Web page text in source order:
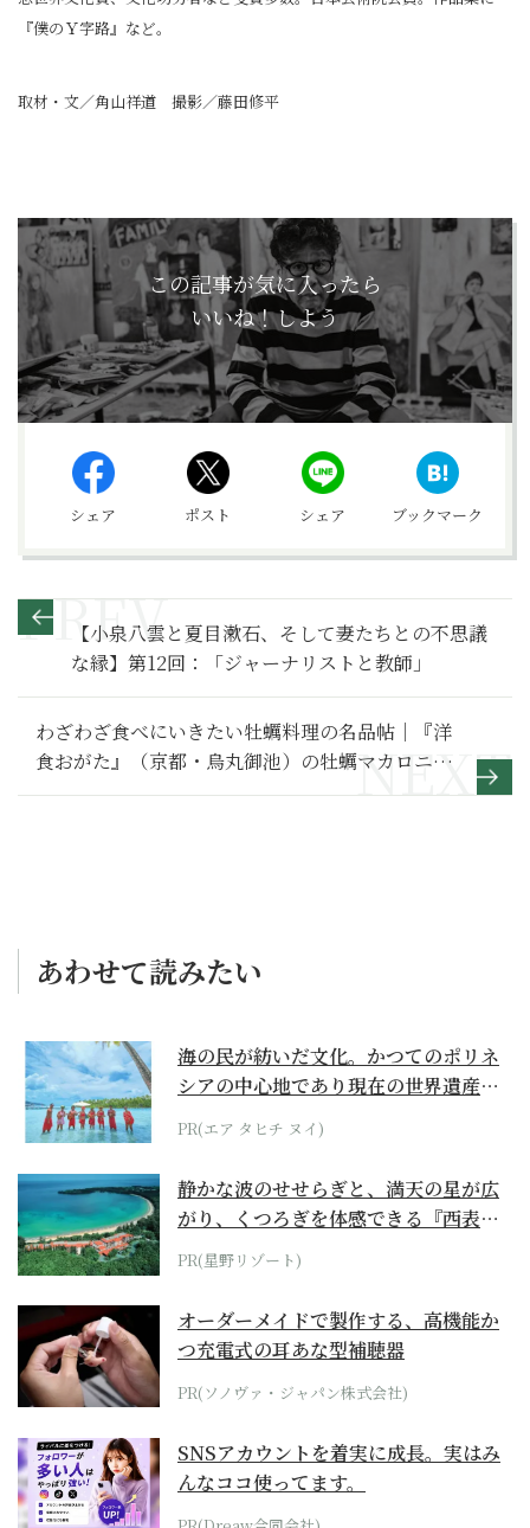
『僕のＹ字路』など。
取材・文／角山祥道 撮影／藤田修平
この記事が気に入ったら
いいね！しよう
シェア ポスト シェア ブックマーク
【小泉八雲と夏目漱石、そして妻たちとの不思議
な縁】第12回：「ジャーナリストと教師」
わざわざ食べにいきたい牡蠣料理の名品帖｜『洋
食おがた』（京都・烏丸御池）の牡蠣マカロニグ
ラタン
あわせて読みたい
海の民が紡いだ文化。かつてのポリネ
シアの中心地であり現在の世界遺産か
らみえてくる...
PR(エア タヒチ ヌイ)
静かな波のせせらぎと、満天の星が広
がり、くつろぎを体感できる『西表島
ホテル by...
PR(星野リゾート)
オーダーメイドで製作する、高機能か
つ充電式の耳あな型補聴器
PR(ソノヴァ・ジャパン株式会社)
SNSアカウントを着実に成長。実はみ
んなココ使ってます。